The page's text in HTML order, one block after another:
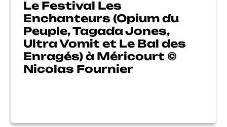
Le Festival Les
Enchanteurs (Opium du
Peuple, Tagada Jones,
Ultra Vomit et Le Bal des
Enragés) à Méricourt ©
Nicolas Fournier